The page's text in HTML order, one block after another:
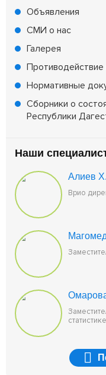
Объявления
СМИ о нас
Галерея
Противодействие
Нормативные
Сборники о
Республики
Наши
Алиев
Врио
статистике